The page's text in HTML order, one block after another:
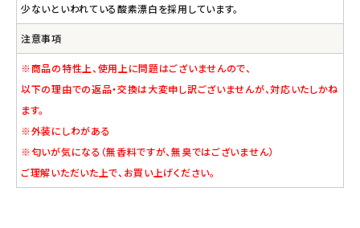
少ないといわれている酸素漂白を採用しています。
注意事項
※商品の特性上、使用上に問題はございませんので、
以下の理由での返品・交換は大変申し訳ございませんが、対応いたしかね
ます。
※外装にしわがある
※匂いが気になる（無香料ですが、無臭ではございません）
ご理解いただいた上で、お買い上げください。